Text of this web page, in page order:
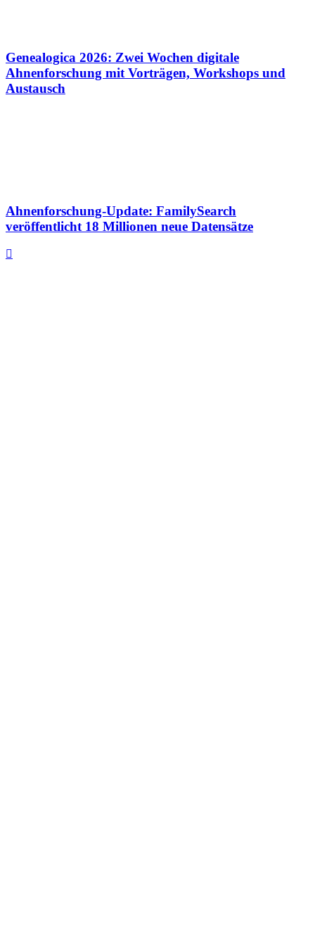
Genealogica 2026: Zwei Wochen digitale
Ahnenforschung mit Vorträgen, Workshops und
Austausch
Ahnenforschung-Update: FamilySearch
veröffentlicht 18 Millionen neue Datensätze